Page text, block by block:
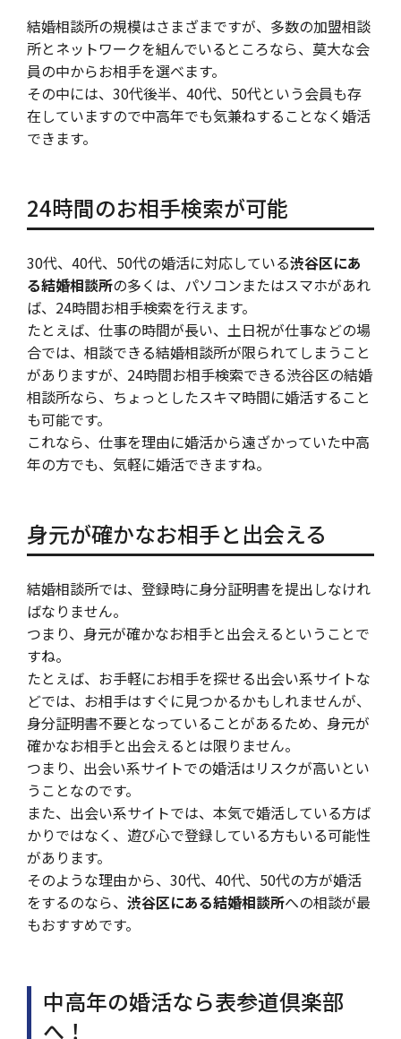
結婚相談所の規模はさまざまですが、多数の加盟相談
所とネットワークを組んでいるところなら、莫大な会
員の中からお相手を選べます。
その中には、30代後半、40代、50代という会員も存
在していますので中高年でも気兼ねすることなく婚活
できます。
24時間のお相手検索が可能
30代、40代、50代の婚活に対応している渋谷区にあ
る結婚相談所の多くは、パソコンまたはスマホがあれ
ば、24時間お相手検索を行えます。
たとえば、仕事の時間が長い、土日祝が仕事などの場
合では、相談できる結婚相談所が限られてしまうこと
がありますが、24時間お相手検索できる渋谷区の結婚
相談所なら、ちょっとしたスキマ時間に婚活すること
も可能です。
これなら、仕事を理由に婚活から遠ざかっていた中高
年の方でも、気軽に婚活できますね。
身元が確かなお相手と出会える
結婚相談所では、登録時に身分証明書を提出しなけれ
ばなりません。
つまり、身元が確かなお相手と出会えるということで
すね。
たとえば、お手軽にお相手を探せる出会い系サイトな
どでは、お相手はすぐに見つかるかもしれませんが、
身分証明書不要となっていることがあるため、身元が
確かなお相手と出会えるとは限りません。
つまり、出会い系サイトでの婚活はリスクが高いとい
うことなのです。
また、出会い系サイトでは、本気で婚活している方ば
かりではなく、遊び心で登録している方もいる可能性
があります。
そのような理由から、30代、40代、50代の方が婚活
をするのなら、 渋谷区にある結婚相談所への相談が最
もおすすめです。
中高年の婚活なら表参道倶楽部
へ！